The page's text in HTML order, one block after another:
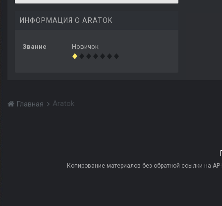
ИНФОРМАЦИЯ О ARATOK
Звание Новичок
Главная Aratok
Копирование материалов без обратной ссылки на